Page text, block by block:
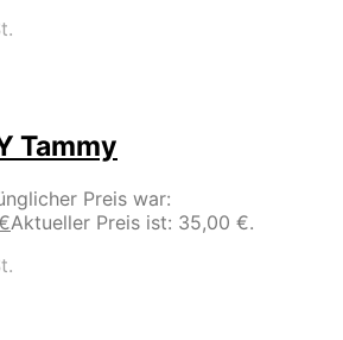
Tammy
Preis war:
Aktueller Preis ist: 35,00 €.